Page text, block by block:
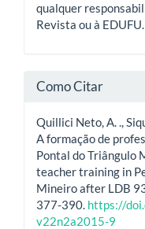
qualquer
Revista ou à EDUFU.
Como Citar
Quillici Neto, A. .,
A formação de
Pontal do Triângulo
teacher training in
Mineiro after LDB
377-390. https://
v22n2a2015-9